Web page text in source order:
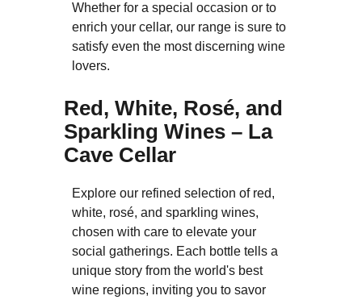
Whether for a special occasion or to
enrich your cellar, our range is sure to
satisfy even the most discerning wine
lovers.
Red, White, Rosé, and
Sparkling Wines – La
Cave Cellar
Explore our refined selection of red,
white, rosé, and sparkling wines,
chosen with care to elevate your
social gatherings. Each bottle tells a
unique story from the world's best
wine regions, inviting you to savor